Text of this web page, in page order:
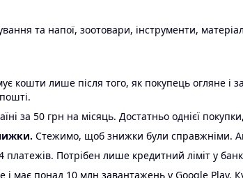
та напої, зоотовари, інструменти,
кошти лише після того, як покупець огляне
за 50 грн на місяць. Достатньо однієї
Стежимо, щоб знижки були справжніми.
платежів. Потрібен лише кредитний ліміт у
і має понад 10 млн завантажень у Google Play.